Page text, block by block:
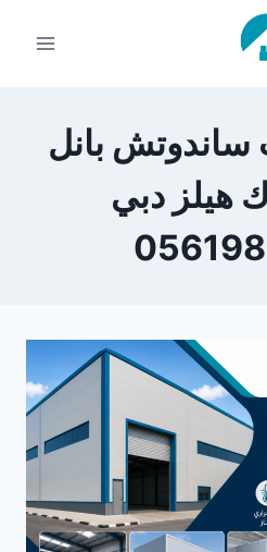
بانل
هيلز دبي